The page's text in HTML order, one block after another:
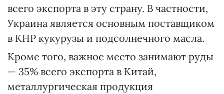
всего экспорта в эту страну. В частности,
Украина является основным поставщиком
в КНР кукурузы и подсолнечного масла.
Кроме того, важное место занимают руды
— 35% всего экспорта в Китай,
металлургическая продукция